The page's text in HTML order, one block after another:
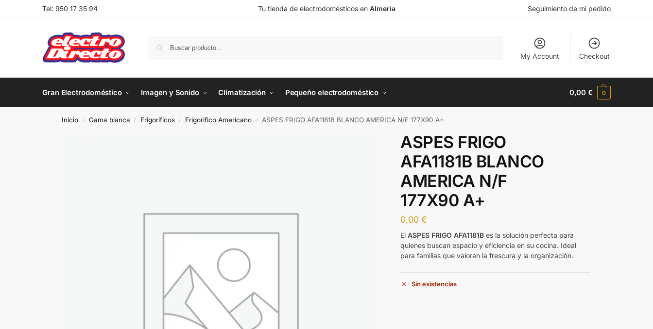
Tel: 950 17 35 94 Tu tienda de electrodomésticos en Almería Seguimiento de mi pedido
My Account Checkout
Gran Electrodoméstico Imagen y Sonido Climatización Pequeño electrodoméstico 0,00€ 0
Inicio / Gama blanca / Frigorificos / Frigorifico Americano / ASPES FRIGO AFA1181B BLANCO AMERICA N/F 177X90 A+
ASPES FRIGO
AFA1181B BLANCO
AMERICA N/F
177X90 A+
0,00€
ElASPES FRIGO AFA1181B es la solución perfecta para
quienes buscan espacio y eficiencia en su cocina. Ideal
para familias que valoran la frescura y la organización.
Sin existencias